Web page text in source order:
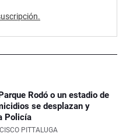
Rodó o un estadio de
se desplazan y
Policía
PITTALUGA